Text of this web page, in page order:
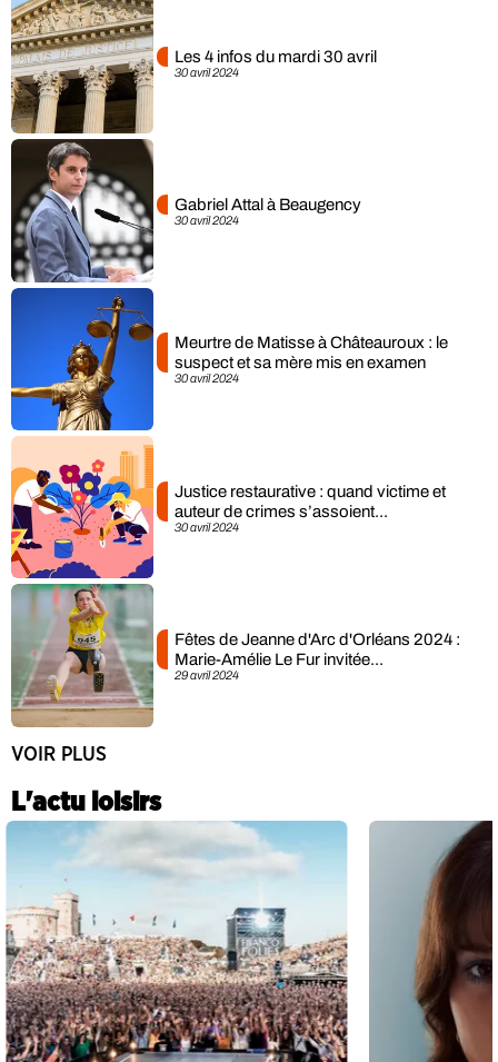
30 avril 2024
Les 4 infos du mardi 30 avril
30 avril 2024
Gabriel Attal à Beaugency
30 avril 2024
Meurtre de Matisse à Châteauroux : le
suspect et sa mère mis en examen
30 avril 2024
Justice restaurative : quand victime et
auteur de crimes s’assoient...
29 avril 2024
Fêtes de Jeanne d'Arc d'Orléans 2024 :
Marie-Amélie Le Fur invitée...
VOIR PLUS
L'actu loisirs